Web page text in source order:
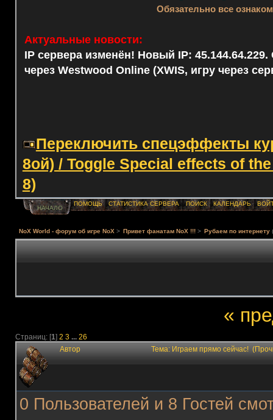
Обязательно все
Актуальные новости:
IP сервера изменён! Новый IP: 45.144.64.229.
через Westwood Online (XWIS, игру через
Переключить спецэффекты
8ой) / Toggle Special effects of
8)
НАЧАЛО
ПОМОЩЬ СТАТИСТИКА СЕРВЕРА ПОИСК КАЛЕНДАРЬ
NoX World - форум об игре NoX > Привет фанатам NoX !!! > Рубаем по интернету
«
Страниц: [1] 2 3 ... 26
Автор Тема: Играем прямо сейчас!
0 Пользователей и 8 Гостей